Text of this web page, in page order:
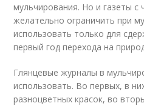
мульчирования. Но и газеты с
желательно ограничить при
использовать только для
первый год перехода на
Глянцевые журналы в
использовать. Во первых, в
разноцветных красок, во